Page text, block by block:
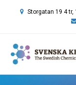
Storgatan 19 4 tr,